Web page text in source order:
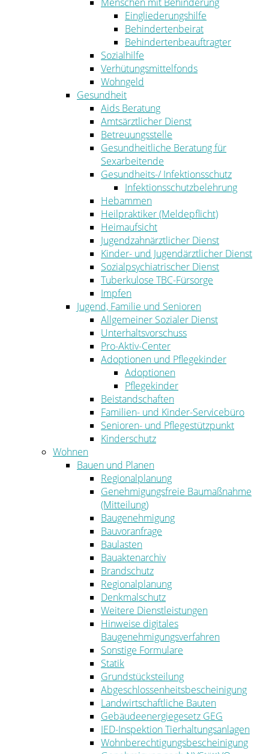
Eingliederungshilfe
Behindertenbeirat
Behindertenbeauftragter
Sozialhilfe
Verhütungsmittelfonds
Wohngeld
Gesundheit
Aids Beratung
Amtsärztlicher Dienst
Betreuungsstelle
Gesundheitliche Beratung für
Sexarbeitende
Gesundheits-/ Infektionsschutz
Infektionsschutzbelehrung
Hebammen
Heilpraktiker (Meldepflicht)
Heimaufsicht
Jugendzahnärztlicher Dienst
Kinder- und Jugendärztlicher Dienst
Sozialpsychiatrischer Dienst
Tuberkulose TBC-Fürsorge
Impfen
Jugend, Familie und Senioren
Allgemeiner Sozialer Dienst
Unterhaltsvorschuss
Pro-Aktiv-Center
Adoptionen und Pflegekinder
Adoptionen
Pflegekinder
Beistandschaften
Familien- und Kinder-Servicebüro
Senioren- und Pflegestützpunkt
Kinderschutz
Wohnen
Bauen und Planen
Regionalplanung
Genehmigungsfreie Baumaßnahme
(Mitteilung)
Baugenehmigung
Bauvoranfrage
Baulasten
Bauaktenarchiv
Brandschutz
Regionalplanung
Denkmalschutz
Weitere Dienstleistungen
Hinweise digitales
Baugenehmigungsverfahren
Sonstige Formulare
Statik
Grundstücksteilung
Abgeschlossenheitsbescheinigung
Landwirtschaftliche Bauten
Gebäudeenergiegesetz GEG
IED-Inspektion Tierhaltungsanlagen
Wohnberechtigungsbescheinigung